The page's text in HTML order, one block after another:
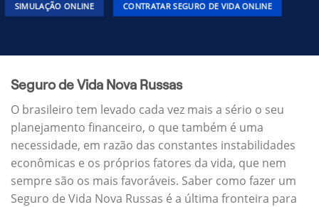
SIMULAÇÃO ONLINE CONTRATAR SEGURO DE VIDA ONLINE
Seguro de Vida Nova Russas
O brasileiro tem levado cada vez mais a sério o seu
planejamento financeiro, o que também é uma
necessidade, em razão das constantes instabilidades
econômicas e os próprios fatores da vida, que nem
sempre são os mais favoráveis. Saber como fazer um
Seguro de Vida Nova Russas é a última fronteira para